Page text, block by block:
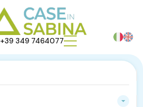
+39 349 7464077